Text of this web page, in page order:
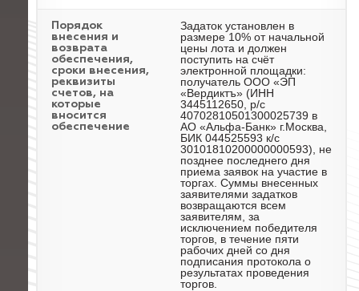
Порядок
внесения и
возврата
обеспечения,
сроки внесения,
реквизиты
счетов, на
которые
вносится
обеспечение
Задаток установлен в
размере 10% от начальной
цены лота и должен
поступить на счёт
электронной площадки:
получатель ООО «ЭП
«Вердиктъ» (ИНН
3445112650, р/с
40702810501300025739 в
АО «Альфа-Банк» г.Москва,
БИК 044525593 к/с
30101810200000000593), не
позднее последнего дня
приема заявок на участие в
торгах. Суммы внесенных
заявителями задатков
возвращаются всем
заявителям, за
исключением победителя
торгов, в течение пяти
рабочих дней со дня
подписания протокола о
результатах проведения
торгов.